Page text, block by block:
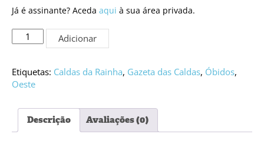
Já é assinante? Aceda aqui à sua área privada.
Quantidade
de
PDF
#5293
Adicionar
Etiquetas: Caldas da Rainha, Gazeta das Caldas, Óbidos,
Oeste
Descrição Avaliações (0)